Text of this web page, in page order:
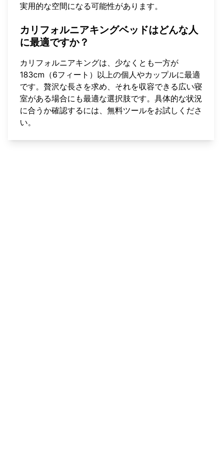
実用的な空間になる可能性があります。
カリフォルニアキングベッドはどんな人
に最適ですか？
カリフォルニアキングは、少なくとも一方が
183cm（6フィート）以上の個人やカップルに最適
です。贅沢な長さを求め、それを収容できる広い寝
室がある場合にも最適な選択肢です。具体的な状況
に合うか確認するには、 無料ツールをお試しくださ
い。